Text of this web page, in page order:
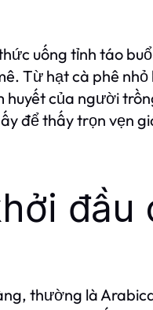
uống tỉnh táo
Từ hạt cà phê
của người
để thấy trọn vẹn
đầu
thường là